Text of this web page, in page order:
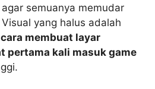
semuanya memudar
yang halus adalah
cara membuat layar
pertama kali masuk game